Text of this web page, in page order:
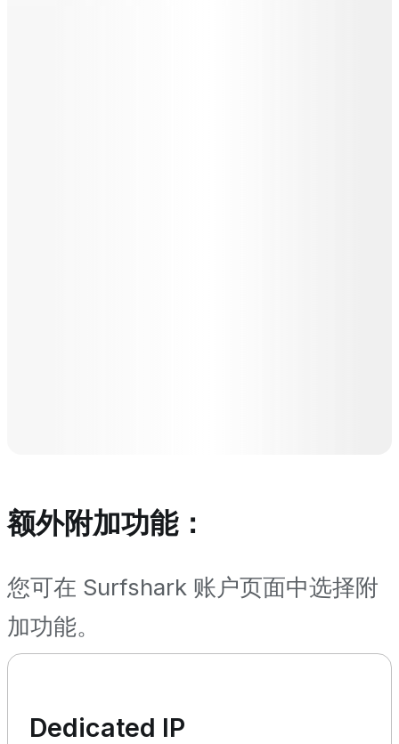
额外附加功能：
您可在 Surfshark 账户页面中选择附
加功能。
Dedicated IP